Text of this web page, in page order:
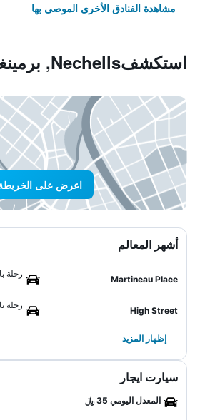
مشاهدة الفنادق الأخرى الموصى بها
استكشفNechells, برمينغهام
اعرض على
أشهر المعالم
Martineau Place
رحلة
High Street
رحلة
إظهار المزيد
سيارت ايجار
المعدل اليومي 35 ﷼